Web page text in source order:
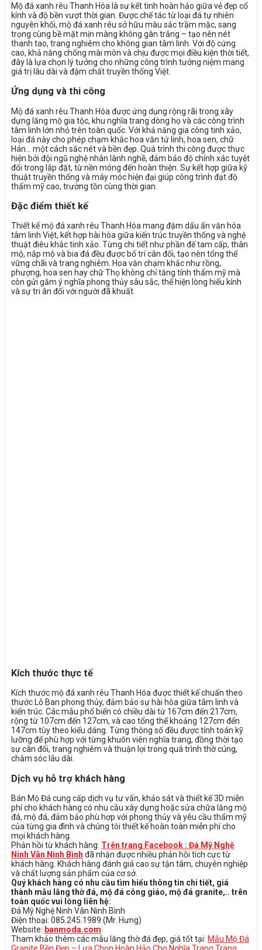
Mộ đá xanh rêu Thanh Hóa là sự kết tinh hoàn hảo giữa vẻ đẹp cổ
kính và độ bền vượt thời gian. Được chế tác từ loại đá tự nhiên
nguyên khối, mộ đá xanh rêu sở hữu màu sắc trầm mặc, sang
trọng cùng bề mặt mịn màng không gân trắng – tạo nên nét
thanh tao, trang nghiêm cho không gian tâm linh. Với độ cứng
cao, khả năng chống mài mòn và chịu được mọi điều kiện thời tiết,
đây là lựa chọn lý tưởng cho những công trình tưởng niệm mang
giá trị lâu dài và đậm chất truyền thống Việt.
Ứng dụng và thi công
Mộ đá xanh rêu Thanh Hóa được ứng dụng rộng rãi trong xây
dựng lăng mộ gia tộc, khu nghĩa trang dòng họ và các công trình
tâm linh lớn nhỏ trên toàn quốc. Với khả năng gia công tinh xảo,
loại đá này cho phép chạm khắc hoa văn tứ linh, hoa sen, chữ
Hán… một cách sắc nét và bền đẹp. Quá trình thi công được thực
hiện bởi đội ngũ nghệ nhân lành nghề, đảm bảo độ chính xác tuyệt
đối trong lắp đặt, từ nền móng đến hoàn thiện. Sự kết hợp giữa kỹ
thuật truyền thống và máy móc hiện đại giúp công trình đạt độ
thẩm mỹ cao, trường tồn cùng thời gian.
Đặc điểm thiết kế
Thiết kế mộ đá xanh rêu Thanh Hóa mang đậm dấu ấn văn hóa
tâm linh Việt, kết hợp hài hòa giữa kiến trúc truyền thống và nghệ
thuật điêu khắc tinh xảo. Từng chi tiết như phần đế tam cấp, thân
mộ, nắp mộ và bia đá đều được bố trí cân đối, tạo nên tổng thể
vững chãi và trang nghiêm. Hoa văn chạm khắc như rồng,
phượng, hoa sen hay chữ Thọ không chỉ tăng tính thẩm mỹ mà
còn gửi gắm ý nghĩa phong thủy sâu sắc, thể hiện lòng hiếu kính
và sự tri ân đối với người đã khuất.
Kích thước thực tế
Kích thước mộ đá xanh rêu Thanh Hóa được thiết kế chuẩn theo
thước Lỗ Ban phong thủy, đảm bảo sự hài hòa giữa tâm linh và
kiến trúc. Các mẫu phổ biến có chiều dài từ 167cm đến 217cm,
rộng từ 107cm đến 127cm, và cao tổng thể khoảng 127cm đến
147cm tùy theo kiểu dáng. Từng thông số đều được tính toán kỹ
lưỡng để phù hợp với từng khuôn viên nghĩa trang, đồng thời tạo
sự cân đối, trang nghiêm và thuận lợi trong quá trình thờ cúng,
chăm sóc lâu dài.
Dịch vụ hỗ trợ khách hàng
Bán Mộ Đá cung cấp dịch vụ tư vấn, khảo sát và thiết kế 3D miễn
phí cho khách hàng có nhu cầu xây dựng hoặc sửa chữa lăng mộ
đá, mộ đá, đảm bảo phù hợp với phong thủy và yêu cầu thẩm mỹ
của từng gia đình và chúng tôi thiết kế hoàn toàn miễn phí cho
mọi khách hàng.
Phản hồi từ khách hàng: Trên trang Facebook : Đá Mỹ Nghệ
Ninh Vân Ninh Bình đã nhận được nhiều phản hồi tích cực từ
khách hàng. Khách hàng đánh giá cao sự tận tâm, chuyên nghiệp
và chất lượng sản phẩm của cơ sở.
Quý khách hàng có nhu cầu tìm hiểu thông tin chi tiết, giá
thành mẫu lăng thờ đá, mộ đá công giáo, mộ đá granite,.. trên
toàn quốc vui lòng liên hệ:
Đá Mỹ Nghệ Ninh Vân Ninh Bình
Điện thoại: 085.245.1989 (Mr. Hưng)
Website: banmoda.com
Tham khảo thêm các mẫu lăng thờ đá đẹp, giá tốt tại: Mẫu Mộ Đá